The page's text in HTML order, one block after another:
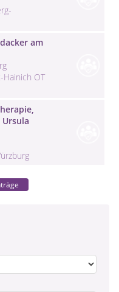
am
OT